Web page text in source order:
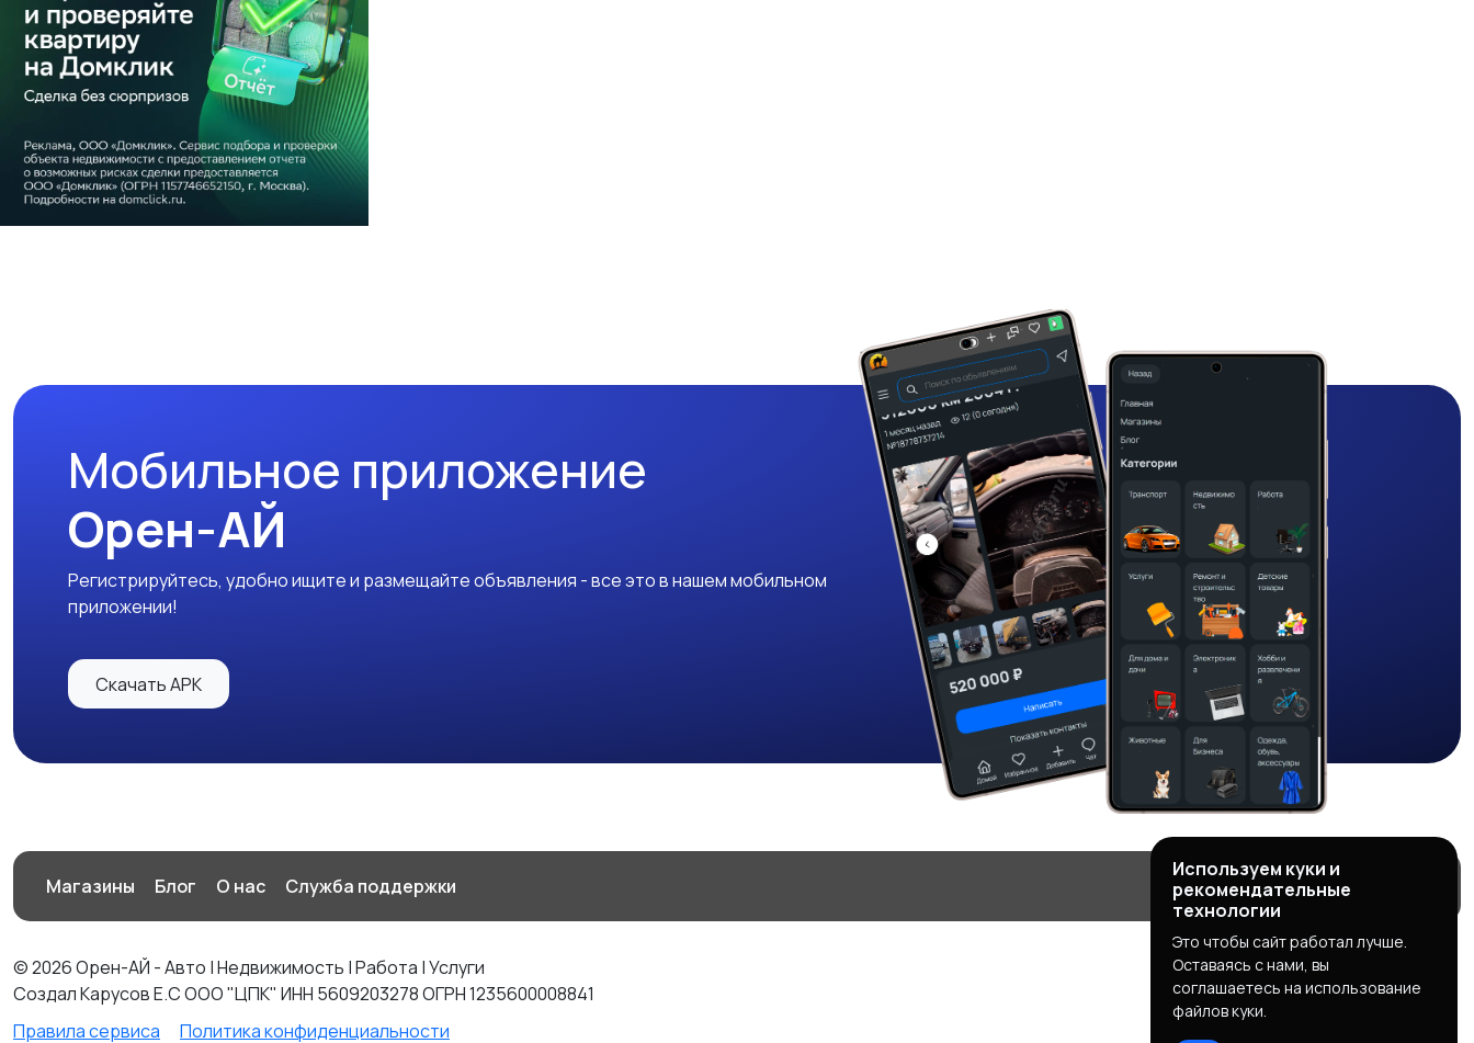
Мобильное приложение
Орен-АЙ
Регистрируйтесь, удобно ищите и размещайте объявления - все это в нашем мобильном
приложении!
Скачать APK
Магазины Блог О нас Служба поддержки
© 2026 Орен-АЙ - Авто | Недвижимость | Работа | Услуги
Создал Карусов Е.С ООО "ЦПК" ИНН 5609203278 ОГРН 1235600008841
Правила сервиса
Политика конфиденциальности
Используем куки и
рекомендательные
технологии
Это чтобы сайт работал лучше.
Оставаясь с нами, вы
соглашаетесь на использование
файлов куки.